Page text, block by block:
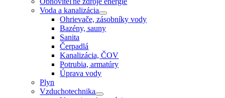
Voda a kanalizácia
Ohrievače, zásobníky vody
Bazény, sauny
Sanita
Čerpadlá
Kanalizácia, ČOV
Potrubia, armatúry
Úprava vody
Plyn
Vzduchotechnika